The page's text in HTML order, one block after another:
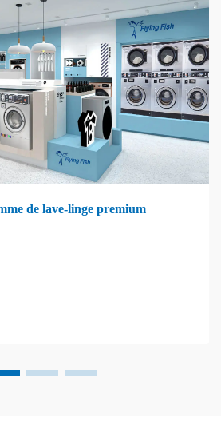
de lave-linge premium